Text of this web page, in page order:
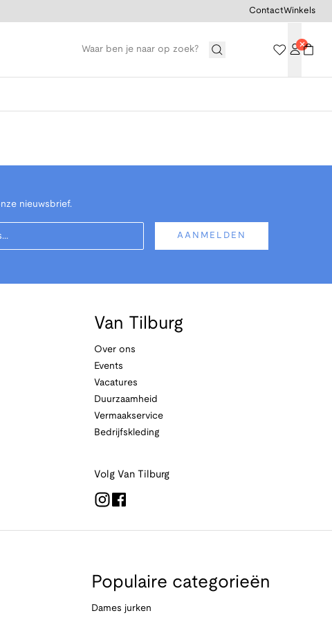
ContactWinkels
nieuwsbrief.
AANMELDEN
Van Tilburg
Over ons
Events
Vacatures
Duurzaamheid
Vermaakservice
Bedrijfskleding
Volg Van Tilburg
Populaire categorieën
Dames jurken